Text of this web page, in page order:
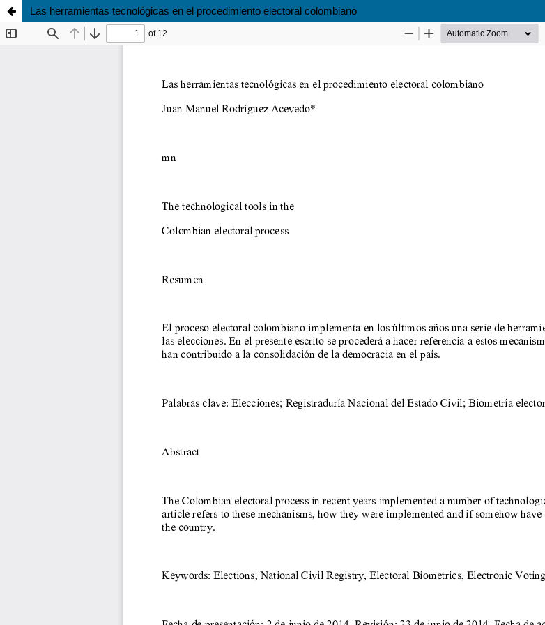
Las herramientas tecnológicas en el procedimiento electoral colombiano